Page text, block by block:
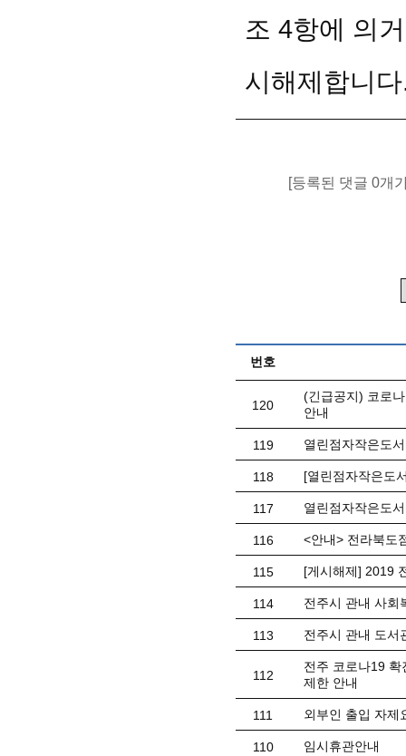
조 4항에 의
시해제합니
[등록된 댓글 0개
번호
120
(긴급공지) 코로
안내
119 열린점자작은도
118 [열린점자작은도
117 열린점자작은도
116 <안내> 전라북도
115 [게시해제] 2019
114 전주시 관내 사회
113 전주시 관내 도서
112
전주 코로나19
제한 안내
111 외부인 출입 자제
110 임시휴관안내